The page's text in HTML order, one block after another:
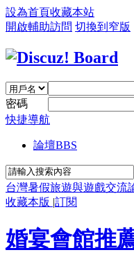
設為首頁收藏本站
開啟輔助訪問 切換到窄版
密碼
快捷導航
論壇BBS
台灣暑假旅遊與遊戲交流
收藏本版 |訂閱
婚宴會館推